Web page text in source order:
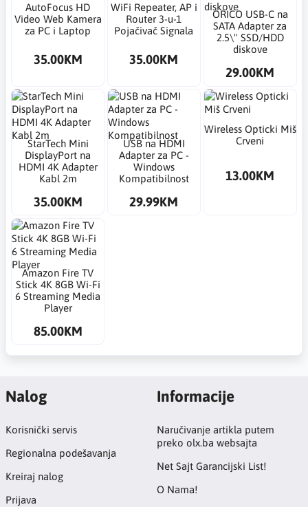
AutoFocus HD
Video Web Kamera
za PC i Laptop
35.00KM
WiFi Repeater, AP i
Router 3-u-1
Pojačivač Signala
35.00KM
ORICO USB-C na
SATA Adapter za
2.5\" SSD/HDD
diskove
29.00KM
StarTech Mini
DisplayPort na
HDMI 4K Adapter
Kabl 2m
35.00KM
USB na HDMI
Adapter za PC -
Windows
Kompatibilnost
29.99KM
Wireless Opticki Miš
Crveni
13.00KM
Amazon Fire TV
Stick 4K 8GB Wi-Fi
6 Streaming Media
Player
85.00KM
Nalog
Korisnički servis
Regionalna podešavanja
Kreiraj nalog
Prijava
Informacije
Naručivanje artikla putem
preko olx.ba websajta
Net Sajt Garancijski List!
O Nama!